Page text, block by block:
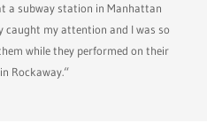
a subway station in Manhattan
caught my attention and I was so
while they performed on their
Rockaway.“